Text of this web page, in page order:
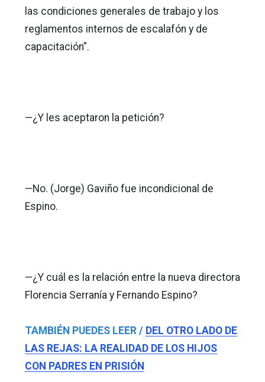
las condiciones generales de trabajo y los
reglamentos internos de escalafón y de
capacitación”.
—¿Y les aceptaron la petición?
—No. (Jorge) Gaviño fue incondicional de
Espino.
—¿Y cuál es la relación entre la nueva directora
Florencia Serranía y Fernando Espino?
TAMBIÉN PUEDES LEER / DEL OTRO LADO DE
LAS REJAS: LA REALIDAD DE LOS HIJOS
CON PADRES EN PRISIÓN